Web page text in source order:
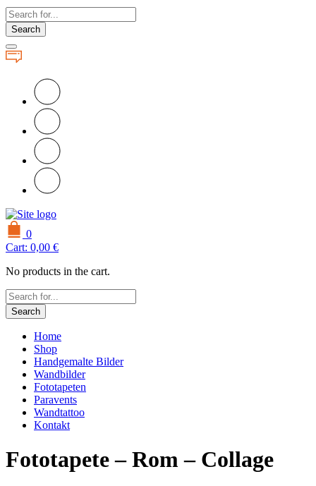
Search
0
Cart: 0,00 €
No products in the cart.
Search
Home
Shop
Handgemalte Bilder
Wandbilder
Fototapeten
Paravents
Wandtattoo
Kontakt
Fototapete – Rom – Collage